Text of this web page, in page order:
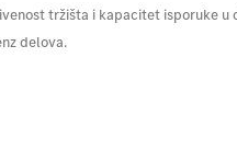
tržišta i kapacitet isporuke
delova.